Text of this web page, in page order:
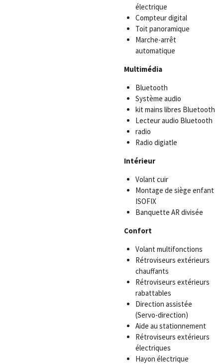
électrique
Compteur digital
Toit panoramique
Marche-arrêt
automatique
Multimédia
Bluetooth
Système audio
kit mains libres Bluetooth
Lecteur audio Bluetooth
radio
Radio digiatle
Intérieur
Volant cuir
Montage de siège enfant
ISOFIX
Banquette AR divisée
Confort
Volant multifonctions
Rétroviseurs extérieurs
chauffants
Rétroviseurs extérieurs
rabattables
Direction assistée
(Servo-direction)
Aide au stationnement
Rétroviseurs extérieurs
électriques
Hayon électrique